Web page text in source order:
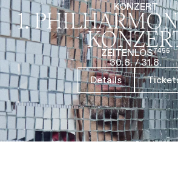
KONZERT
1.
ZEITENLOS⁷⁴⁵⁵
30.8. / 31.8.
Details